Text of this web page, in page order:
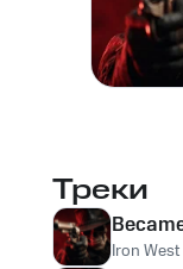
Треки
Iron West